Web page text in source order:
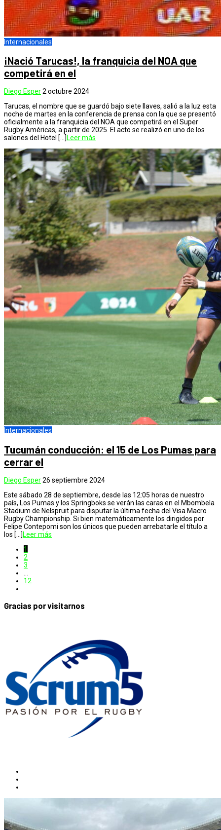
Internacionales
¡Nació Tarucas!, la franquicia del NOA que
competirá en el
Diego Esper2 octubre 2024
Tarucas, el nombre que se guardó bajo siete llaves, salió a la luz esta
noche de martes en la conferencia de prensa con la que se presentó
oficialmente a la franquicia del NOA que competirá en el Super
Rugby Américas, a partir de 2025. El acto se realizó en uno de los
salones del Hotel […] Leer más
Internacionales
Tucumán conducción: el 15 de Los Pumas para
cerrar el
Diego Esper26 septiembre 2024
Este sábado 28 de septiembre, desde las 12:05 horas de nuestro
país, Los Pumas y los Springboks se verán las caras en el Mbombela
Stadium de Nelspruit para disputar la última fecha del Visa Macro
Rugby Championship. Si bien matemáticamente los dirigidos por
Felipe Contepomi son los únicos que pueden arrebatarle el título a
los […] Leer más
1
2
3
…
12
Gracias por visitarnos